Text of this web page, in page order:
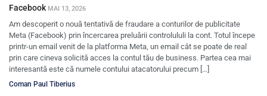
Facebook MAI 13, 2026
Am descoperit o nouă tentativă de fraudare a conturilor de publicitate
Meta (Facebook) prin încercarea preluării controlululi la cont. Totul începe
printr-un email venit de la platforma Meta, un email cât se poate de real
prin care cineva solicită acces la contul tău de business. Partea cea mai
interesantă este că numele contului atacatorului precum […]
Coman Paul Tiberius